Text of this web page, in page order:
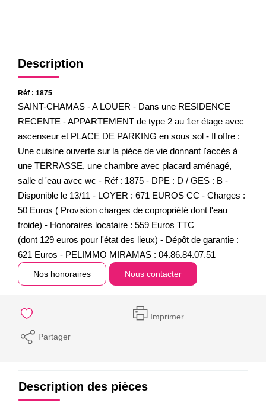
Description
Réf : 1875
SAINT-CHAMAS - A LOUER - Dans une RESIDENCE
RECENTE - APPARTEMENT de type 2 au 1er étage avec
ascenseur et PLACE DE PARKING en sous sol - Il offre :
Une cuisine ouverte sur la pièce de vie donnant l'accès à
une TERRASSE, une chambre avec placard aménagé,
salle d 'eau avec wc - Réf : 1875 - DPE : D / GES : B -
Disponible le 13/11 - LOYER : 671 EUROS CC - Charges :
50 Euros ( Provision charges de copropriété dont l'eau
froide) - Honoraires locataire : 559 Euros TTC
(dont 129 euros pour l'état des lieux) - Dépôt de garantie :
621 Euros - PELIMMO MIRAMAS : 04.86.84.07.51
Nos honoraires Nous contacter
Imprimer
Partager
Description des pièces